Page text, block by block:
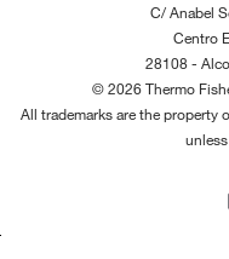
C/ Anabel
Centro
28108 -
© 2026 Thermo
All trademarks are the property